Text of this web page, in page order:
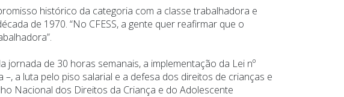
histórico da categoria com a classe trabalhadora e
de 1970. “No CFESS, a gente quer reafirmar que o
de 30 horas semanais, a implementação da Lei nº
a luta pelo piso salarial e a defesa dos direitos de crianças e
Nacional dos Direitos da Criança e do Adolescente